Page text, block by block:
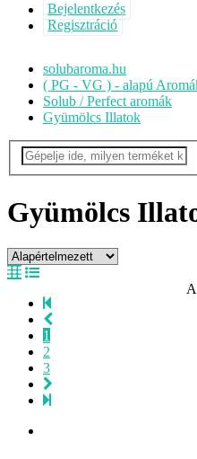
Bejelentkezés
Regisztráció
solubaroma.hu
( PG - VG ) - alapú
Solub / Perfect aromák
Gyümölcs Illatok
Gyümölcs
1
2
3